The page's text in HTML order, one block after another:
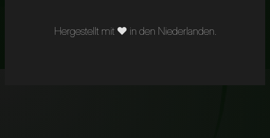
Hergestellt mit ❤︎ in den Niederlanden.